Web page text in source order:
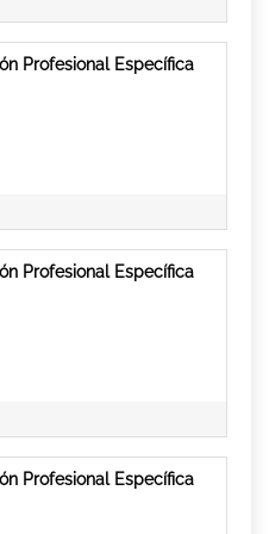
Profesional Específica
Profesional Específica
Profesional Específica